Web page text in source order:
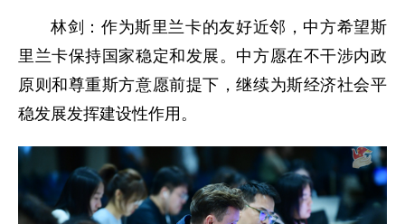
林剑：作为斯里兰卡的友好近邻，中方希望斯
里兰卡保持国家稳定和发展。中方愿在不干涉内政
原则和尊重斯方意愿前提下，继续为斯经济社会平
稳发展发挥建设性作用。